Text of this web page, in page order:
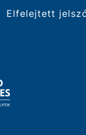
Elfelejtett